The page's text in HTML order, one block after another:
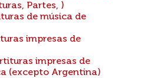
Partes, )
de música de
impresas de
impresas de
(excepto Argentina)